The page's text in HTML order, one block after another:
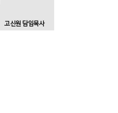
고신원 담임목사